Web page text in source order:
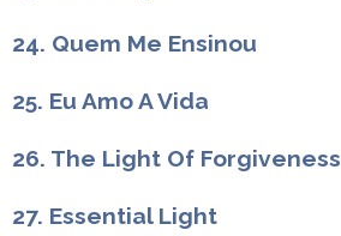
24. Quem Me Ensinou
25. Eu Amo A Vida
26. The Light Of Forgiveness
27. Essential Light